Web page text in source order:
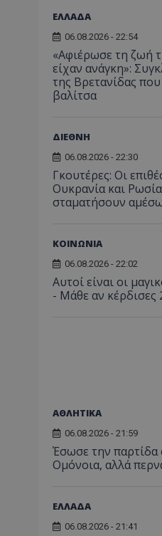
ΕΛΛΑΔΑ
06.08.2026 - 22:54
«Αφιέρωσε τη ζωή
είχαν ανάγκη»:
της Βρετανίδας
βαλίτσα
ΔΙΕΘΝΗ
06.08.2026 - 22:30
Γκουτέρες: Οι
Ουκρανία και
σταματήσουν
ΚΟΙΝΩΝΙΑ
06.08.2026 - 22:02
Αυτοί είναι οι
- Μάθε αν κέρδισες
ΑΘΛΗΤΙΚΑ
06.08.2026 - 21:59
Έσωσε την παρτίδα
Ομόνοια, αλλά
ΕΛΛΑΔΑ
06.08.2026 - 21:41